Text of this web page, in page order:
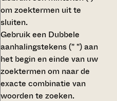
om zoektermen uit te
sluiten.
Gebruik een Dubbele
aanhalingstekens (" ")aan
het begin en einde van uw
zoektermen om naar de
exacte combinatie van
woorden te zoeken.